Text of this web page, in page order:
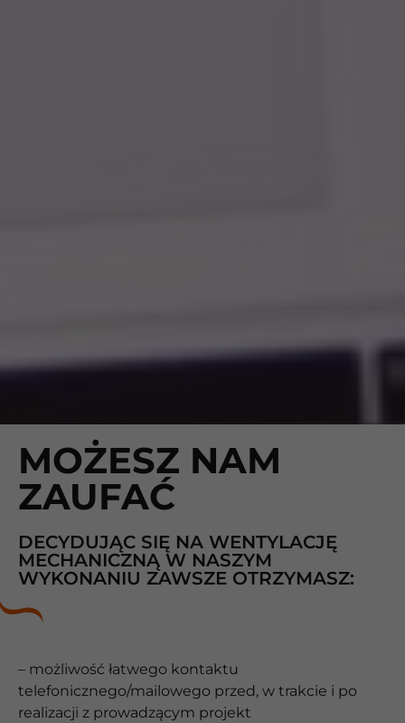
MOŻESZ NAM
ZAUFAĆ
DECYDUJĄC SIĘ NA WENTYLACJĘ
MECHANICZNĄ W NASZYM
WYKONANIU ZAWSZE OTRZYMASZ:
– możliwość łatwego kontaktu
telefonicznego/mailowego przed, w trakcie i po
realizacji z prowadzącym projekt